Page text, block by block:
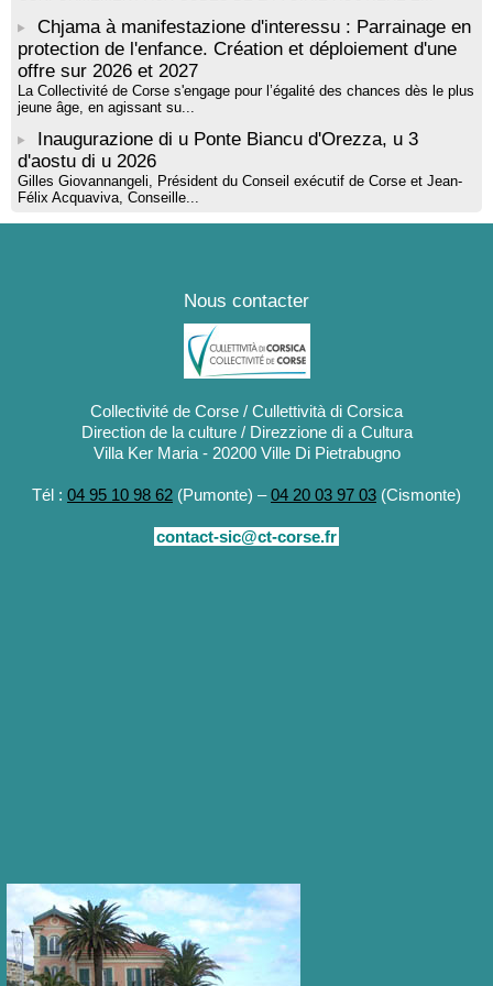
Chjama à manifestazione d'interessu : Parrainage en
protection de l'enfance. Création et déploiement d'une
offre sur 2026 et 2027
La Collectivité de Corse s'engage pour l’égalité des chances dès le plus
jeune âge, en agissant su...
Inaugurazione di u Ponte Biancu d'Orezza, u 3
d'aostu di u 2026
Gilles Giovannangeli, Président du Conseil exécutif de Corse et Jean-
Félix Acquaviva, Conseille...
Nous contacter
Collectivité de Corse / Cullettività di Corsica
Direction de la culture / Direzzione di a Cultura
Villa Ker Maria - 20200 Ville Di Pietrabugno
Tél : 04 95 10 98 62 (Pumonte) –04 20 03 97 03 (Cismonte)
contact-sic@ct-corse.fr